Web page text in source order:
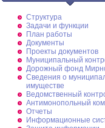
Структура
Задачи и функции
План работы
Документы
Проекты документов
Муниципальный
Дорожный фонд
Cведения о
имуществе
Ведомственный
Антимонопольный
Отчеты
Информационные